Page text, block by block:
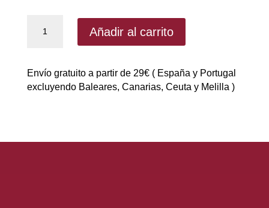
Pure
Wheyland
300gr
Añadir al carrito
Envío gratuito a partir de 29€ ( España y Portugal
excluyendo Baleares, Canarias, Ceuta y Melilla )